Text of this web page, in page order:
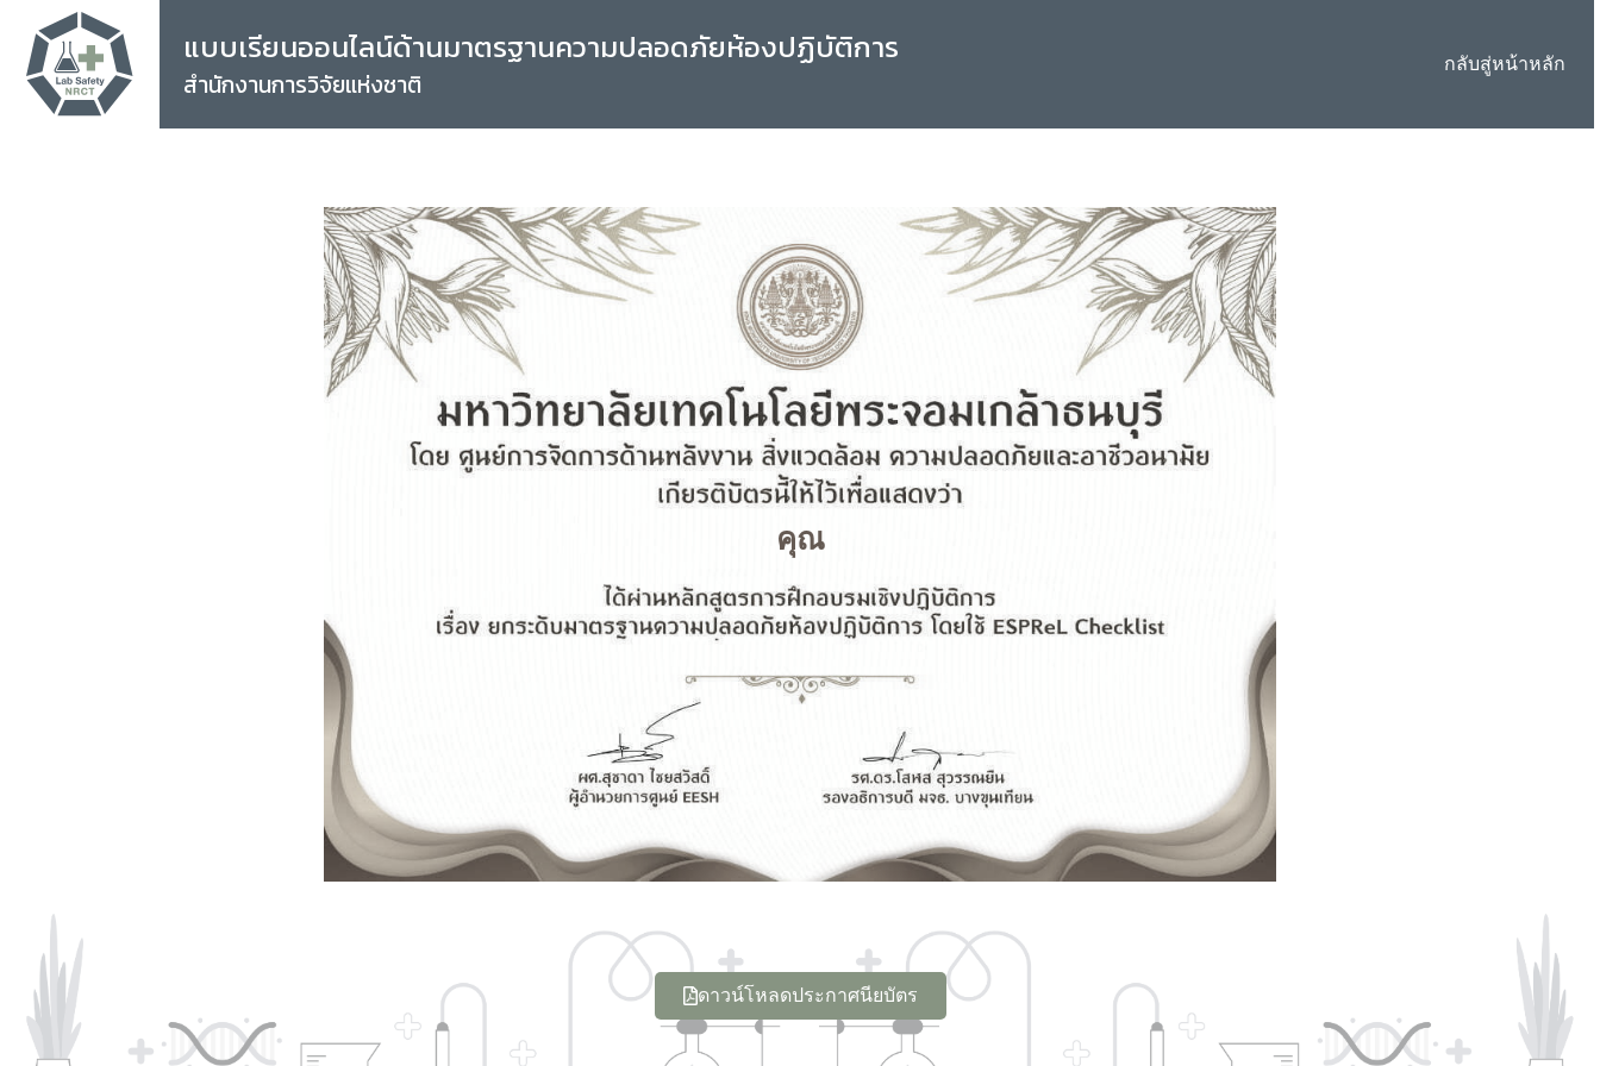
แบบเรียนออนไลน์ด้านมาตรฐานความปลอดภัยห้องปฏิบัติการ
สำนักงานการวิจัยแห่งชาติ
กลับสู่หน้าหลัก
คุณ
ดาวน์โหลดประกาศนียบัตร